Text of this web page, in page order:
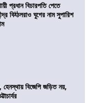
প্রধান বিচারপতি পেতে
বিঠ্ঠলরাও ঘুগের নাম সুপারিশ
হেনস্থায় বিজেপি জড়িত নয়,